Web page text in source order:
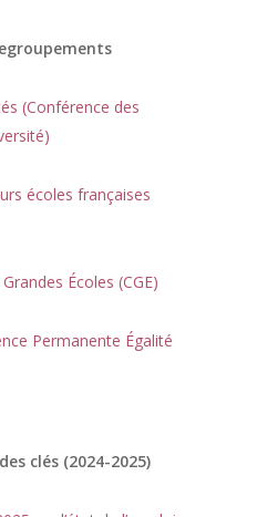
(Conférence des
écoles françaises
Écoles (CGE)
Permanente Égalité
clés (2024-2025)